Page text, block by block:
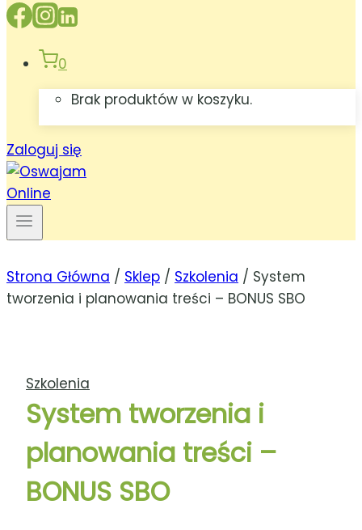
0
Brak produktów w koszyku.
Zaloguj się
Strona Główna / Sklep / Szkolenia / System
tworzenia i planowania treści – BONUS SBO
Szkolenia
System tworzenia i
planowania treści –
BONUS SBO